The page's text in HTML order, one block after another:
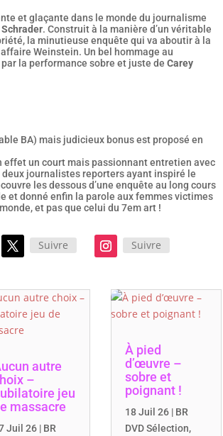
et glaçante dans le monde du journalisme
. Construit à la manière d’un véritable
la minutieuse enquête qui va aboutir à la
Weinstein. Un bel hommage au
la performance sobre et juste de Carey
BA) mais judicieux bonus est proposé en
effet un court mais passionnant entretien avec
deux journalistes reporters ayant inspiré le
les dessous d’une enquête au long cours
et donné enfin la parole aux femmes victimes
et pas que celui du 7em art !
Suivre Suivre
autre
–
jeu
massacre
Juil 26 | BR
À pied
d’œuvre –
sobre et
poignant !
18 Juil 26| BR
DVD Sélection,